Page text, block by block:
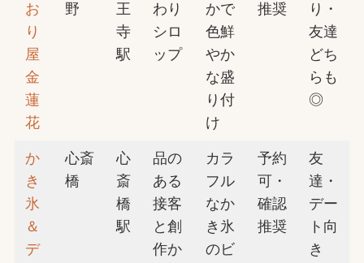
お
り
屋
金
蓮
花
野
王
寺
駅
わり
シロ
ップ
かで
色鮮
やか
な盛
り付
け
推奨
り・
友達
どち
らも
◎
か
き
氷
＆
デ
心斎
橋
心
斎
橋
駅
品の
ある
接客
と創
作か
カラ
フル
なか
き氷
のビ
予約
可・
確認
推奨
友
達・
デー
ト向
き